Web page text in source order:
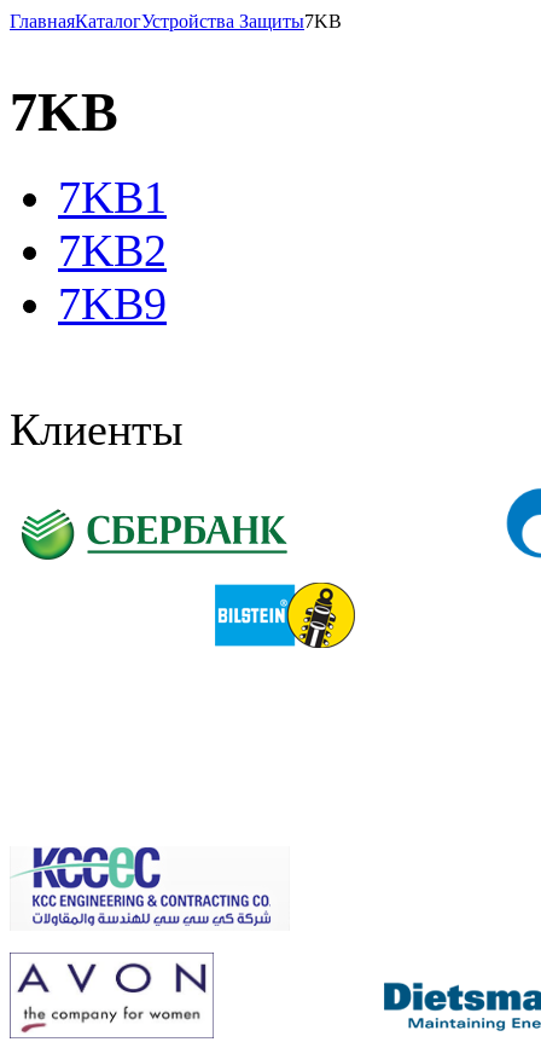
ГлавнаяКаталогУстройства Защиты7KB
7KB
7KB1
7KB2
7KB9
Клиенты